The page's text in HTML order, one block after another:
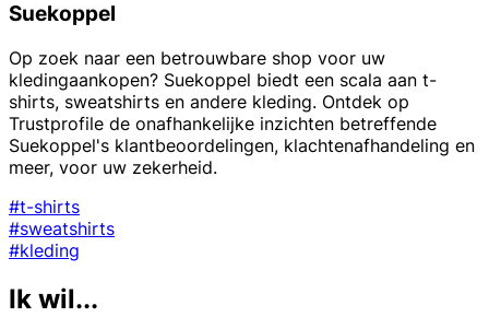
Suekoppel
Op zoek naar een betrouwbare shop voor uw
kledingaankopen? Suekoppel biedt een scala aan t-
shirts, sweatshirts en andere kleding. Ontdek op
Trustprofile de onafhankelijke inzichten betreffende
Suekoppel's klantbeoordelingen, klachtenafhandeling en
meer, voor uw zekerheid.
#t-shirts
#sweatshirts
#kleding
Ik wil...